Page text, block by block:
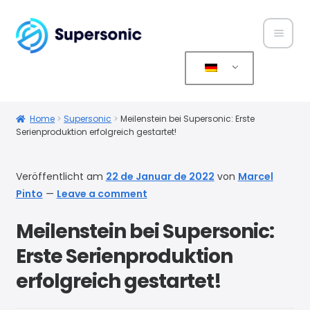
Produ
Servic
e
Home Supersonic
Meilenstein bei Supersonic: Erste
Serienproduktion erfolgreich gestartet!
Veröffentlicht am 22 de Januar de 2022 von Marcel
Pinto — Leave a comment
Meilenstein bei Supersonic:
Erste Serienproduktion
erfolgreich gestartet!